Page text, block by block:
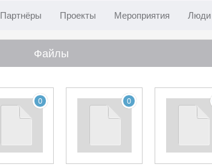
Партнёры Проекты Мероприятия Люди
Файлы
0 0